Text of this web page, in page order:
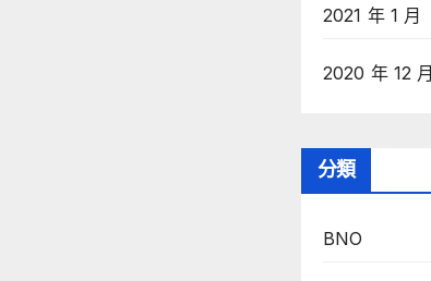
2021 年 1 月
2020 年 12 月
分類
BNO